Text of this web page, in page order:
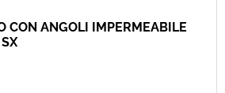
CON ANGOLI IMPERMEABILE